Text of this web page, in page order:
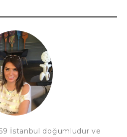
İstanbul doğumludur ve